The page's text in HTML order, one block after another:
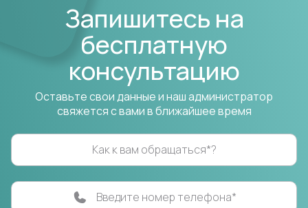
Запишитесь на
бесплатную
консультацию
Оставьте свои данные и наш администратор
свяжется с вами в ближайшее время
Как к вам обращаться*?
Введите номер телефона*